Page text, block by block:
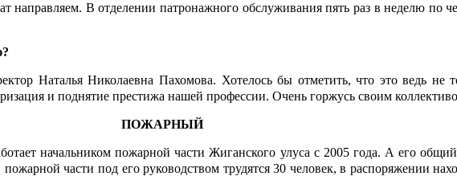
направляем. В отделении патронажного обслуживания пять раз в неделю по
Наталья Николаевна Пахомова. Хотелось бы отметить, что это ведь не
и поднятие престижа нашей профессии. Очень горжусь своим
ПОЖАРНЫЙ
начальником пожарной части Жиганского улуса с 2005 года. А его
части под его руководством трудятся 30 человек, в распоряжении